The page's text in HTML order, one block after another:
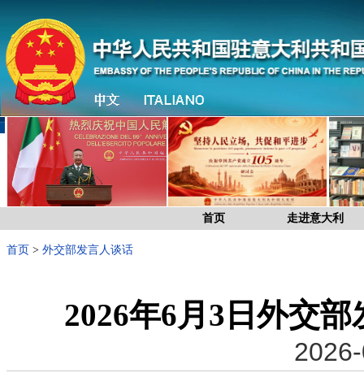
首页 走进意大利
首页 > 外交部发言人谈话
2026年6月3日外交